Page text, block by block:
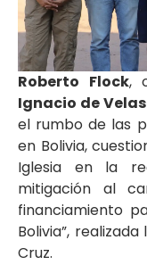
Roberto Flock,
Ignacio de
el rumbo de las
en Bolivia,
Iglesia en la
mitigación al
financiamiento
Bolivia”,
Cruz.